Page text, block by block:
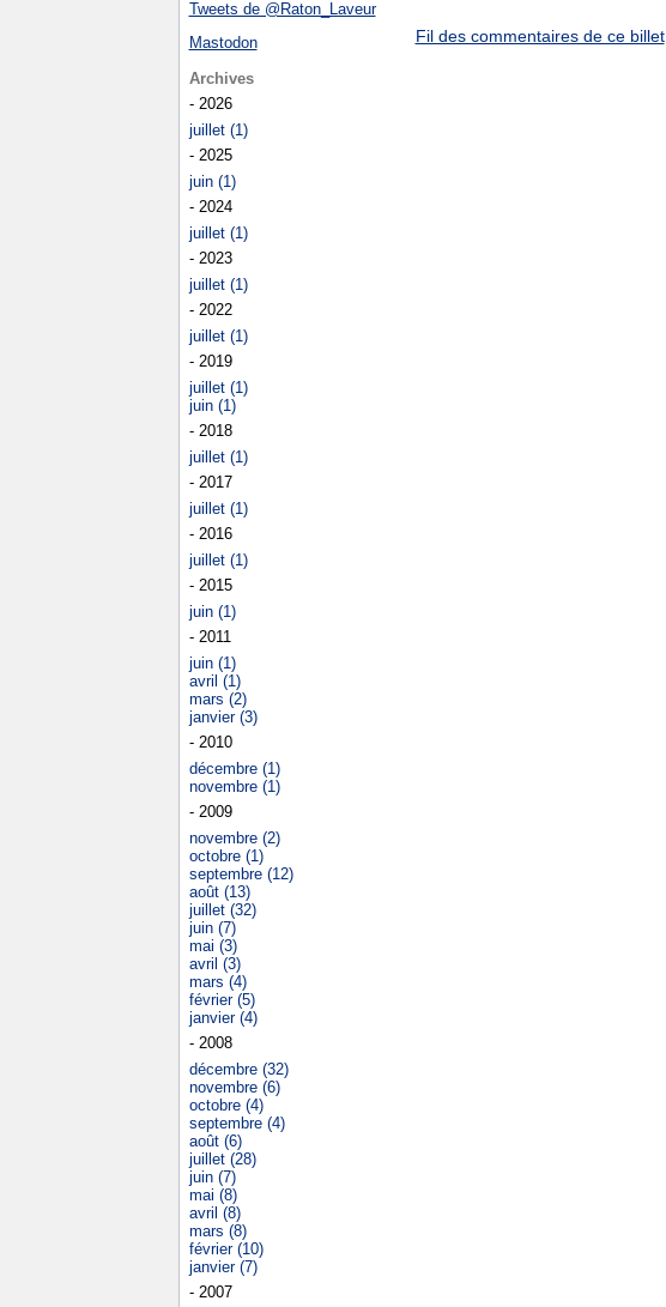
Fil des commentaires de ce billet
Tweets de @Raton_Laveur
Mastodon
Archives
- 2026
juillet (1)
- 2025
juin (1)
- 2024
juillet (1)
- 2023
juillet (1)
- 2022
juillet (1)
- 2019
juillet (1)
juin (1)
- 2018
juillet (1)
- 2017
juillet (1)
- 2016
juillet (1)
- 2015
juin (1)
- 2011
juin (1)
avril (1)
mars (2)
janvier (3)
- 2010
décembre (1)
novembre (1)
- 2009
novembre (2)
octobre (1)
septembre (12)
août (13)
juillet (32)
juin (7)
mai (3)
avril (3)
mars (4)
février (5)
janvier (4)
- 2008
décembre (32)
novembre (6)
octobre (4)
septembre (4)
août (6)
juillet (28)
juin (7)
mai (8)
avril (8)
mars (8)
février (10)
janvier (7)
- 2007